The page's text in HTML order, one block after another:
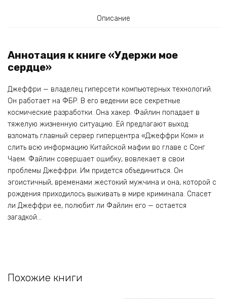
Описание
Аннотация к книге «Удержи мое
сердце»
Джеффри — владелец гиперсети компьютерных технологий.
Он работает на ФБР. В его ведении все секретные
космические разработки. Она хакер. Файлин попадает в
тяжелую жизненную ситуацию. Ей предлагают выход:
взломать главный сервер гиперцентра «Джеффри Ком» и
слить всю информацию Китайской мафии во главе с Сонг
Чаем. Файлин совершает ошибку, вовлекает в свои
проблемы Джеффри. Им придется объединиться. Он
эгоистичный, временами жестокий мужчина и она, которой с
рождения приходилось выживать в мире криминала. Спасет
ли Джеффри ее, полюбит ли Файлин его — остается
загадкой…
Похожие книги